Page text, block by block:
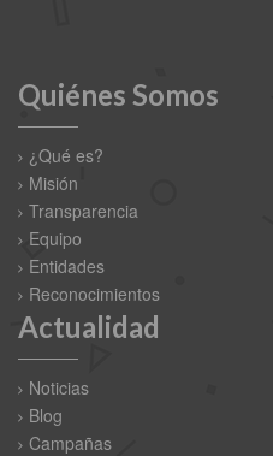
Quiénes Somos
¿Qué es?
Misión
Transparencia
Equipo
Entidades
Reconocimientos
Actualidad
Noticias
Blog
Campañas